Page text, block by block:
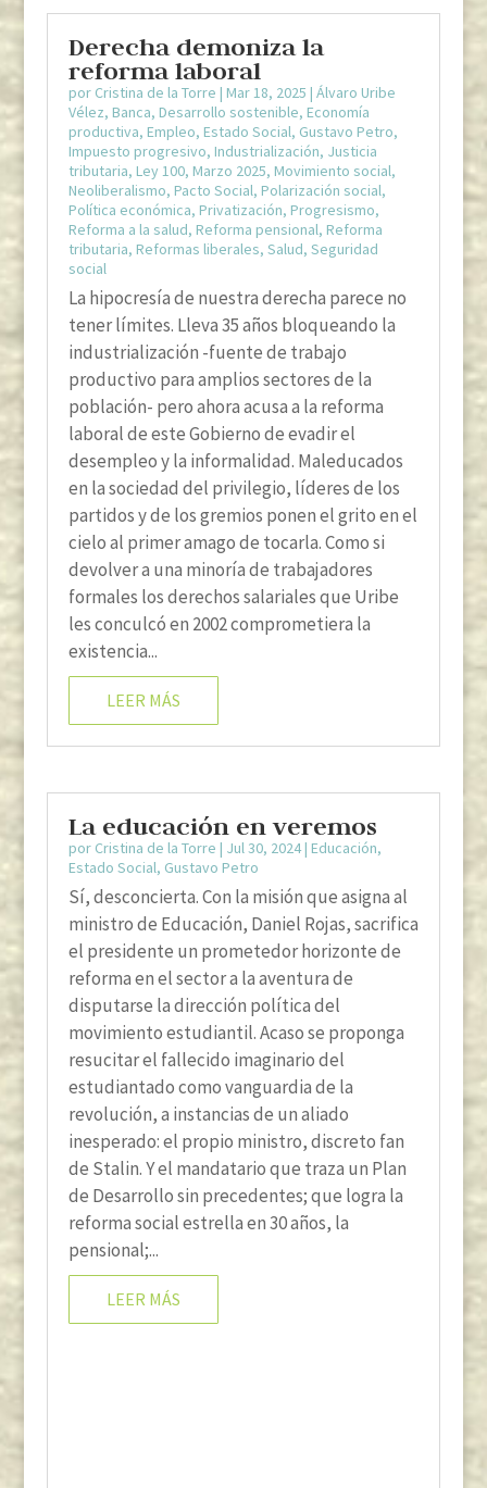
Derecha demoniza la
reforma laboral
por Cristina de la Torre | Mar 18, 2025 | Álvaro Uribe
Vélez, Banca, Desarrollo sostenible, Economía
productiva, Empleo, Estado Social, Gustavo Petro,
Impuesto progresivo, Industrialización, Justicia
tributaria, Ley 100, Marzo 2025, Movimiento social,
Neoliberalismo, Pacto Social, Polarización social,
Política económica, Privatización, Progresismo,
Reforma a la salud, Reforma pensional, Reforma
tributaria, Reformas liberales, Salud, Seguridad
social
La hipocresía de nuestra derecha parece no
tener límites. Lleva 35 años bloqueando la
industrialización -fuente de trabajo
productivo para amplios sectores de la
población- pero ahora acusa a la reforma
laboral de este Gobierno de evadir el
desempleo y la informalidad. Maleducados
en la sociedad del privilegio, líderes de los
partidos y de los gremios ponen el grito en el
cielo al primer amago de tocarla. Como si
devolver a una minoría de trabajadores
formales los derechos salariales que Uribe
les conculcó en 2002 comprometiera la
existencia...
LEER MÁS
La educación en veremos
por Cristina de la Torre | Jul 30, 2024| Educación,
Estado Social, Gustavo Petro
Sí, desconcierta. Con la misión que asigna al
ministro de Educación, Daniel Rojas, sacrifica
el presidente un prometedor horizonte de
reforma en el sector a la aventura de
disputarse la dirección política del
movimiento estudiantil. Acaso se proponga
resucitar el fallecido imaginario del
estudiantado como vanguardia de la
revolución, a instancias de un aliado
inesperado: el propio ministro, discreto fan
de Stalin. Y el mandatario que traza un Plan
de Desarrollo sin precedentes; que logra la
reforma social estrella en 30 años, la
pensional;...
LEER MÁS